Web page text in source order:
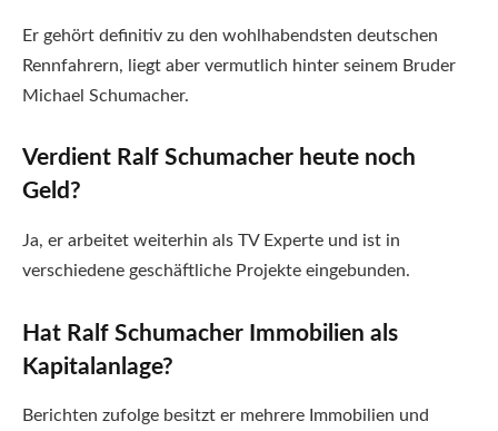
Er gehört definitiv zu den wohlhabendsten deutschen
Rennfahrern, liegt aber vermutlich hinter seinem Bruder
Michael Schumacher.
Verdient Ralf Schumacher heute noch
Geld?
Ja, er arbeitet weiterhin als TV Experte und ist in
verschiedene geschäftliche Projekte eingebunden.
Hat Ralf Schumacher Immobilien als
Kapitalanlage?
Berichten zufolge besitzt er mehrere Immobilien und